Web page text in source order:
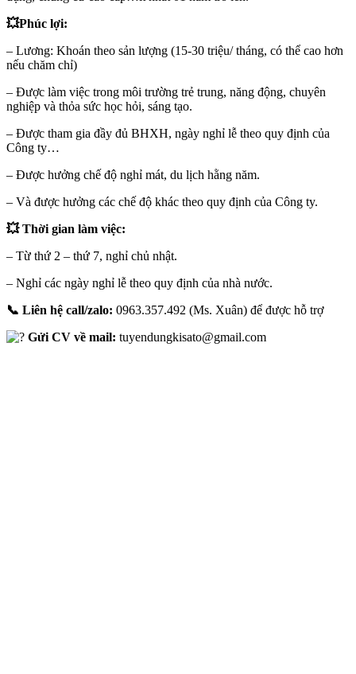
💥Phúc lợi:
– Lương: Khoán theo sản lượng (15-30 triệu/ tháng, có thể cao hơn
nếu chăm chỉ)
– Được làm việc trong môi trường trẻ trung, năng động, chuyên
nghiệp và thỏa sức học hỏi, sáng tạo.
– Được tham gia đầy đủ BHXH, ngày nghỉ lễ theo quy định của
Công ty…
– Được hưởng chế độ nghỉ mát, du lịch hằng năm.
– Và được hưởng các chế độ khác theo quy định của Công ty.
💥 Thời gian làm việc:
– Từ thứ 2 – thứ 7, nghỉ chủ nhật.
– Nghỉ các ngày nghỉ lễ theo quy định của nhà nước.
📞 Liên hệ call/zalo: 0963.357.492 (Ms. Xuân) để được hỗ trợ
Gửi CV về mail: tuyendungkisato@gmail.com